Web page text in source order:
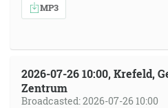
MP3
2026-07-26 10:00, Krefeld,
Zentrum
Broadcasted: 2026-07-26 10:00